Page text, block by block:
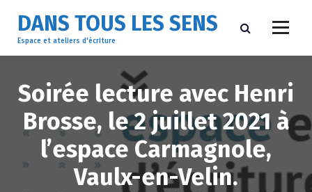
e
DANS TOUS LES SENS
Espace et ateliers d'écriture
Soirée lecture avec Henri
Brosse, le 2 juillet 2021 à
l’espace Carmagnole,
Vaulx-en-Velin.